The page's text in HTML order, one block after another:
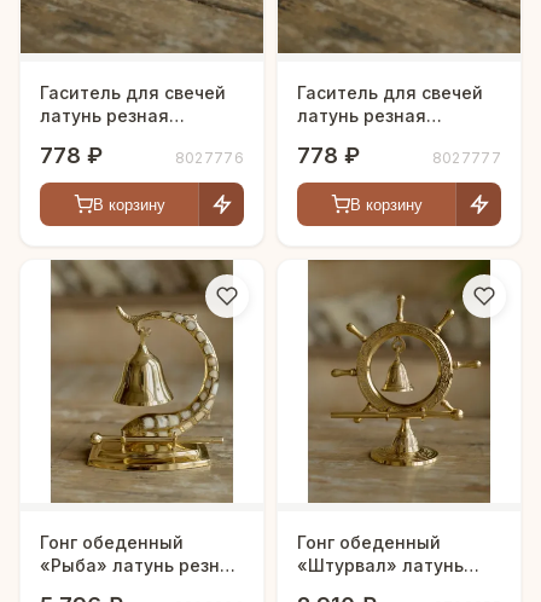
Гаситель для свечей
латунь резная
778 ₽ 8027776
В корзину
Гаситель для свечей
латунь резная
778 ₽ 8027777
В корзину
Гонг обеденный
«Рыба» латунь резная
Гонг обеденный
«Штурвал» латунь